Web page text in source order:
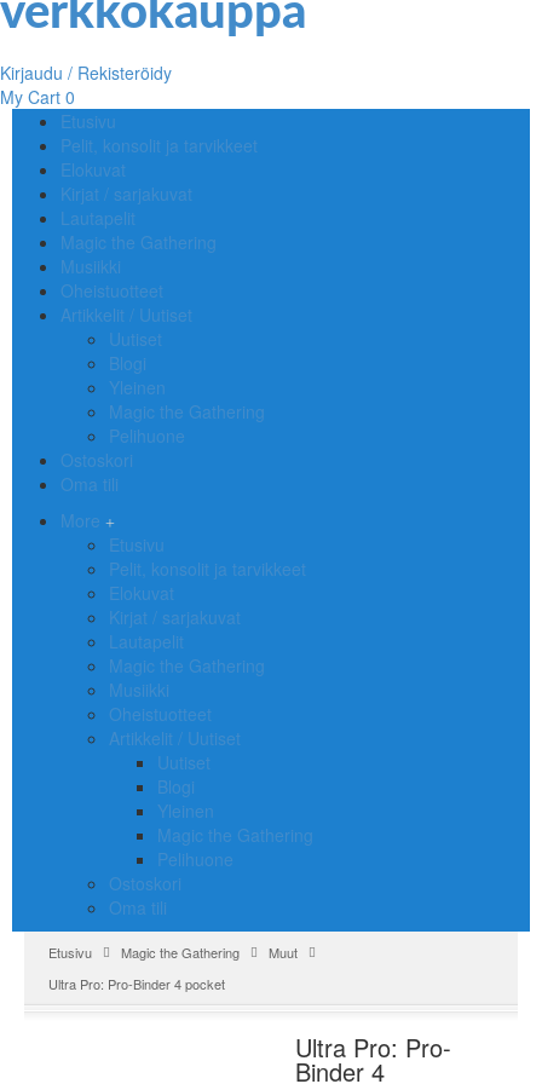
Kirjaudu / Rekisteröidy
My Cart 0
Etusivu
Pelit, konsolit ja tarvikkeet
Elokuvat
Kirjat / sarjakuvat
Lautapelit
Magic the Gathering
Musiikki
Oheistuotteet
Artikkelit / Uutiset
Uutiset
Blogi
Yleinen
Magic the Gathering
Pelihuone
Ostoskori
Oma tili
More
Etusivu
Pelit, konsolit ja tarvikkeet
Elokuvat
Kirjat / sarjakuvat
Lautapelit
Magic the Gathering
Musiikki
Oheistuotteet
Artikkelit / Uutiset
Uutiset
Blogi
Yleinen
Magic the Gathering
Pelihuone
Ostoskori
Oma tili
Etusivu Magic the Gathering
Muut
Ultra Pro: Pro-Binder 4 pocket
Ultra Pro: Pro-
Binder 4